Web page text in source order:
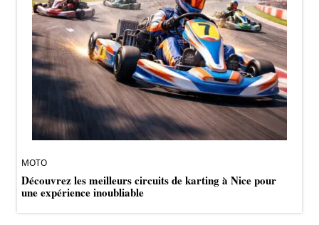
MOTO
Découvrez les meilleurs circuits de karting à Nice pour
une expérience inoubliable